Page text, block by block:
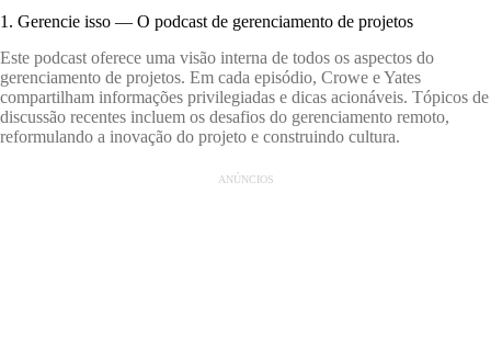
1. Gerencie isso — O podcast de gerenciamento de projetos
Este podcast oferece uma visão interna de todos os aspectos do
gerenciamento de projetos. Em cada episódio, Crowe e Yates
compartilham informações privilegiadas e dicas acionáveis. Tópicos de
discussão recentes incluem os desafios do gerenciamento remoto,
reformulando a inovação do projeto e construindo cultura.
ANÚNCIOS